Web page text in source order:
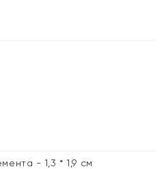
- 1,3 * 1,9 см